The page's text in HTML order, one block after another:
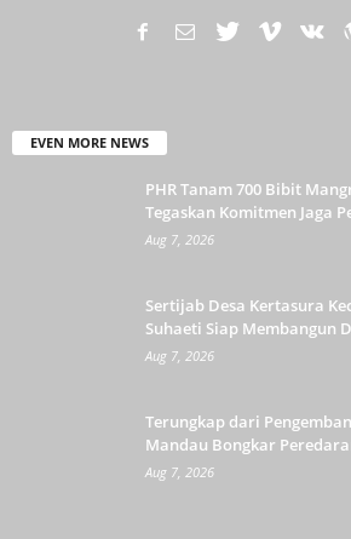
EVEN MORE NEWS
PHR Tanam 700 Bibit
Tegaskan Komitmen Jaga
Aug 7, 2026
Sertijab Desa Kertasura
Suhaeti Siap Membangun
Aug 7, 2026
Terungkap dari
Mandau Bongkar
Aug 7, 2026